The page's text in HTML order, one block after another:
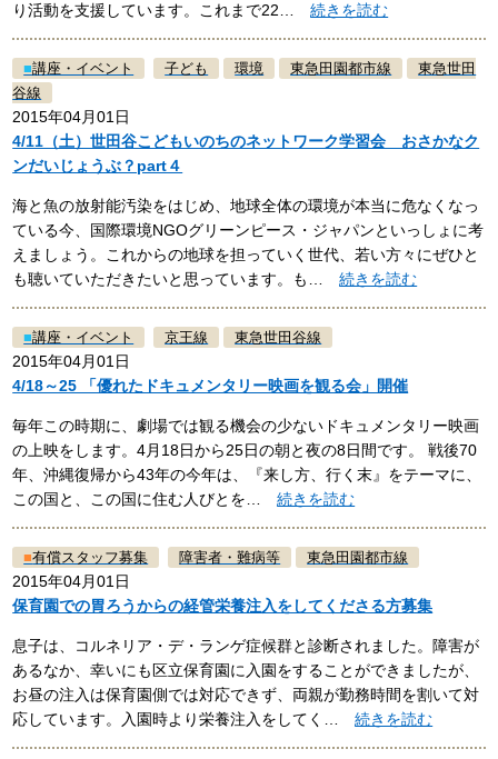
り活動を支援しています。これまで22…続きを読む
■講座・イベント 子ども 環境 東急田園都市線
東急世田
谷線
2015年04月01日
4/11（土）世田谷こどもいのちのネットワーク学習会 おさかなク
ンだいじょうぶ？part４
海と魚の放射能汚染をはじめ、地球全体の環境が本当に危なくなっ
ている今、国際環境NGOグリーンピース・ジャパンといっしょに考
えましょう。これからの地球を担っていく世代、若い方々にぜひと
も聴いていただきたいと思っています。も…続きを読む
■講座・イベント 京王線 東急世田谷線
2015年04月01日
4/18～25 「優れたドキュメンタリー映画を観る会」開催
毎年この時期に、劇場では観る機会の少ないドキュメンタリー映画
の上映をします。4月18日から25日の朝と夜の8日間です。 戦後70
年、沖縄復帰から43年の今年は、『来し方、行く末』をテーマに、
この国と、この国に住む人びとを…続きを読む
■有償スタッフ募集 障害者・難病等 東急田園都市線
2015年04月01日
保育園での胃ろうからの経管栄養注入をしてくださる方募集
息子は、コルネリア・デ・ランゲ症候群と診断されました。障害が
あるなか、幸いにも区立保育園に入園をすることができましたが、
お昼の注入は保育園側では対応できず、両親が勤務時間を割いて対
応しています。入園時より栄養注入をしてく…続きを読む